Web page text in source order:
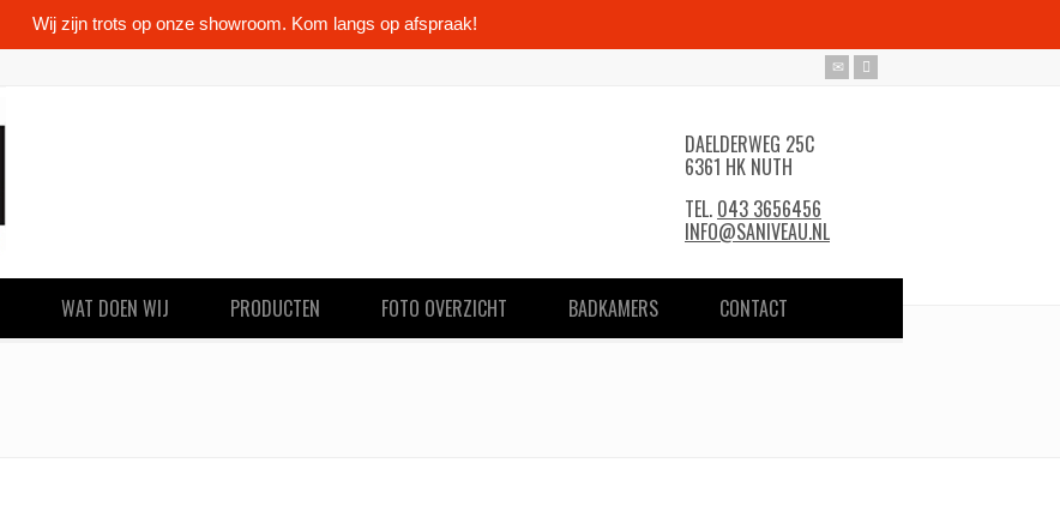
Wij zijn trots op onze showroom. Kom langs op afspraak!
DAELDERWEG 25C
6361 HK NUTH
TEL. 043 3656456
INFO@SANIVEAU.NL
WAT DOEN WIJ PRODUCTEN FOTO OVERZICHT BADKAMERS CONTACT